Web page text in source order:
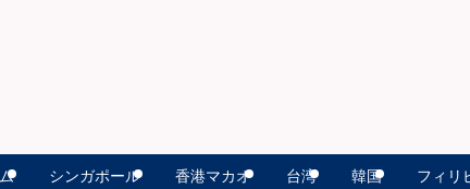
シンガポール 香港マカオ 台湾 韓国 フィリ